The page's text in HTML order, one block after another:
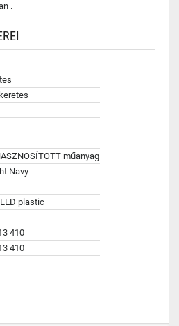
.
műanyag
Navy
plastic
410
410